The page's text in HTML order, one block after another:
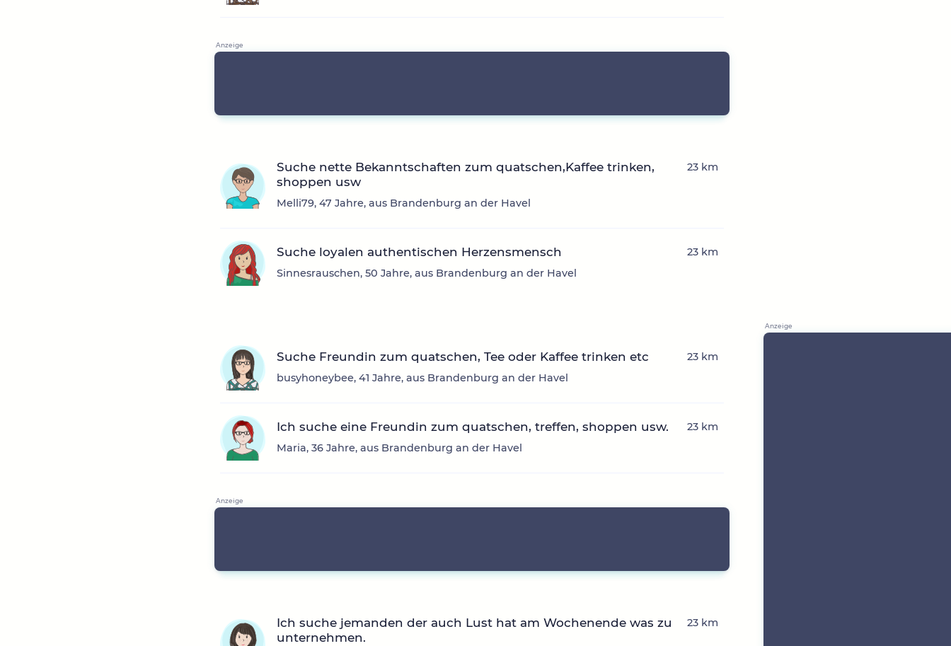
Suche nette Bekanntschaften zum quatschen,Kaffee trinken,
shoppen usw
Melli79, 47 Jahre, aus Brandenburg an der Havel
23 km
Suche loyalen authentischen Herzensmensch
Sinnesrauschen, 50 Jahre, aus Brandenburg an der Havel
23 km
Suche Freundin zum quatschen, Tee oder Kaffee trinken etc
busyhoneybee, 41 Jahre, aus Brandenburg an der Havel
23 km
Ich suche eine Freundin zum quatschen, treffen, shoppen usw.
Maria, 36 Jahre, aus Brandenburg an der Havel
23 km
Ich suche jemanden der auch Lust hat am Wochenende was zu
unternehmen.
23 km